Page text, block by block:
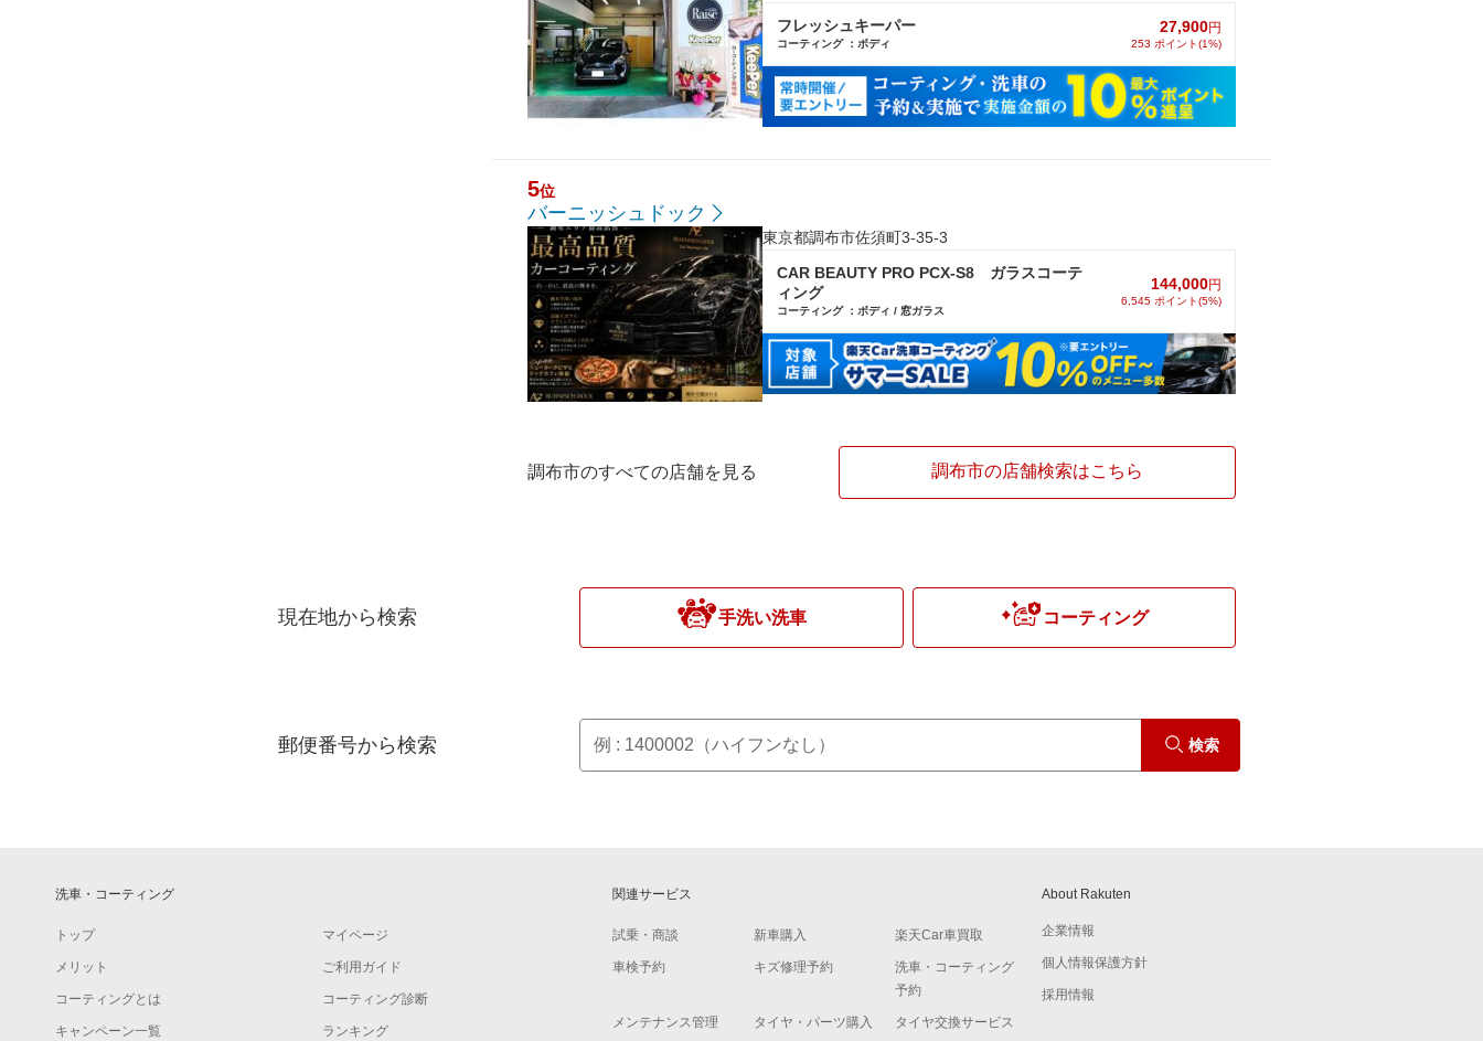
フレッシュキーパー
コーティング ：ボディ
27,900円
253 ポイント(1%)
5位
バーニッシュドック
東京都調布市佐須町3-35-3
CAR BEAUTY PRO PCX-S8 ガラスコーテ
ィング
コーティング ：ボディ / 窓ガラス
144,000円
6,545 ポイント(5%)
調布市のすべての店舗を見る 調布市の店舗検索はこちら
現在地から検索 手洗い洗車 コーティング
郵便番号から検索 検索
洗車・コーティング
トップ マイページ
メリット ご利用ガイド
コーティングとは コーティング診断
キャンペーン一覧 ランキング
関連サービス
試乗・商談 新車購入 楽天Car車買取
車検予約 キズ修理予約
洗車・コーティング
予約
メンテナンス管理 タイヤ・パーツ購入 タイヤ交換サービス
About Rakuten
企業情報
個人情報保護方針
採用情報